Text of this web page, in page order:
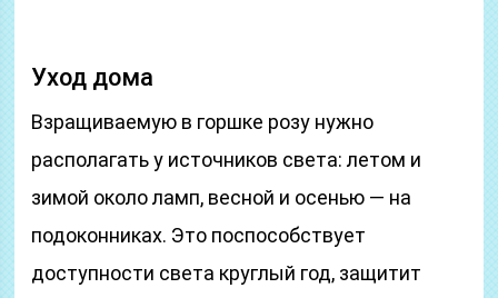
Уход дома
Взращиваемую в горшке розу нужно
располагать у источников света: летом и
зимой около ламп, весной и осенью — на
подоконниках. Это поспособствует
доступности света круглый год, защитит